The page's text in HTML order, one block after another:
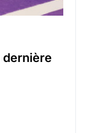
dernière